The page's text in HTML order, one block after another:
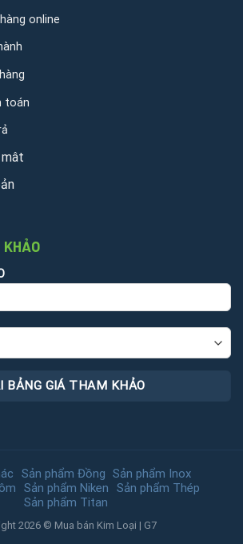
online
toán
Sản phẩm Đồng Sản phẩm Inox
Sản phẩm Niken
Sản phẩm Thép
Sản phẩm Titan
2026 © Mua bán Kim Loại | G7